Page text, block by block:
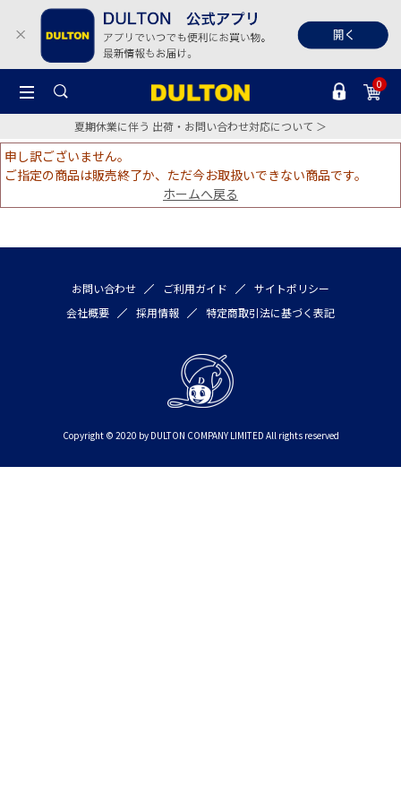
0
夏期休業に伴う 出荷・お問い合わせ対応について ＞
申し訳ございません。
ご指定の商品は販売終了か、ただ今お取扱いできない商品です。
ホームへ戻る
お問い合わせ ご利用ガイド
サイトポリシー
会社概要
採用情報 特定商取引法に基づく表記
Copyright © 2020 by DULTON COMPANY LIMITED All rights reserved